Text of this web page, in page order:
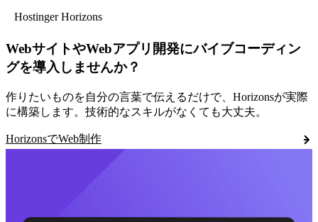
Hostinger Horizons
WebサイトやWebアプリ開発にバイブコーディン
グを導入しませんか？
作りたいものを自分の言葉で伝えるだけで、Horizonsが実際
に構築します。技術的なスキルがなくても大丈夫。
HorizonsでWeb制作